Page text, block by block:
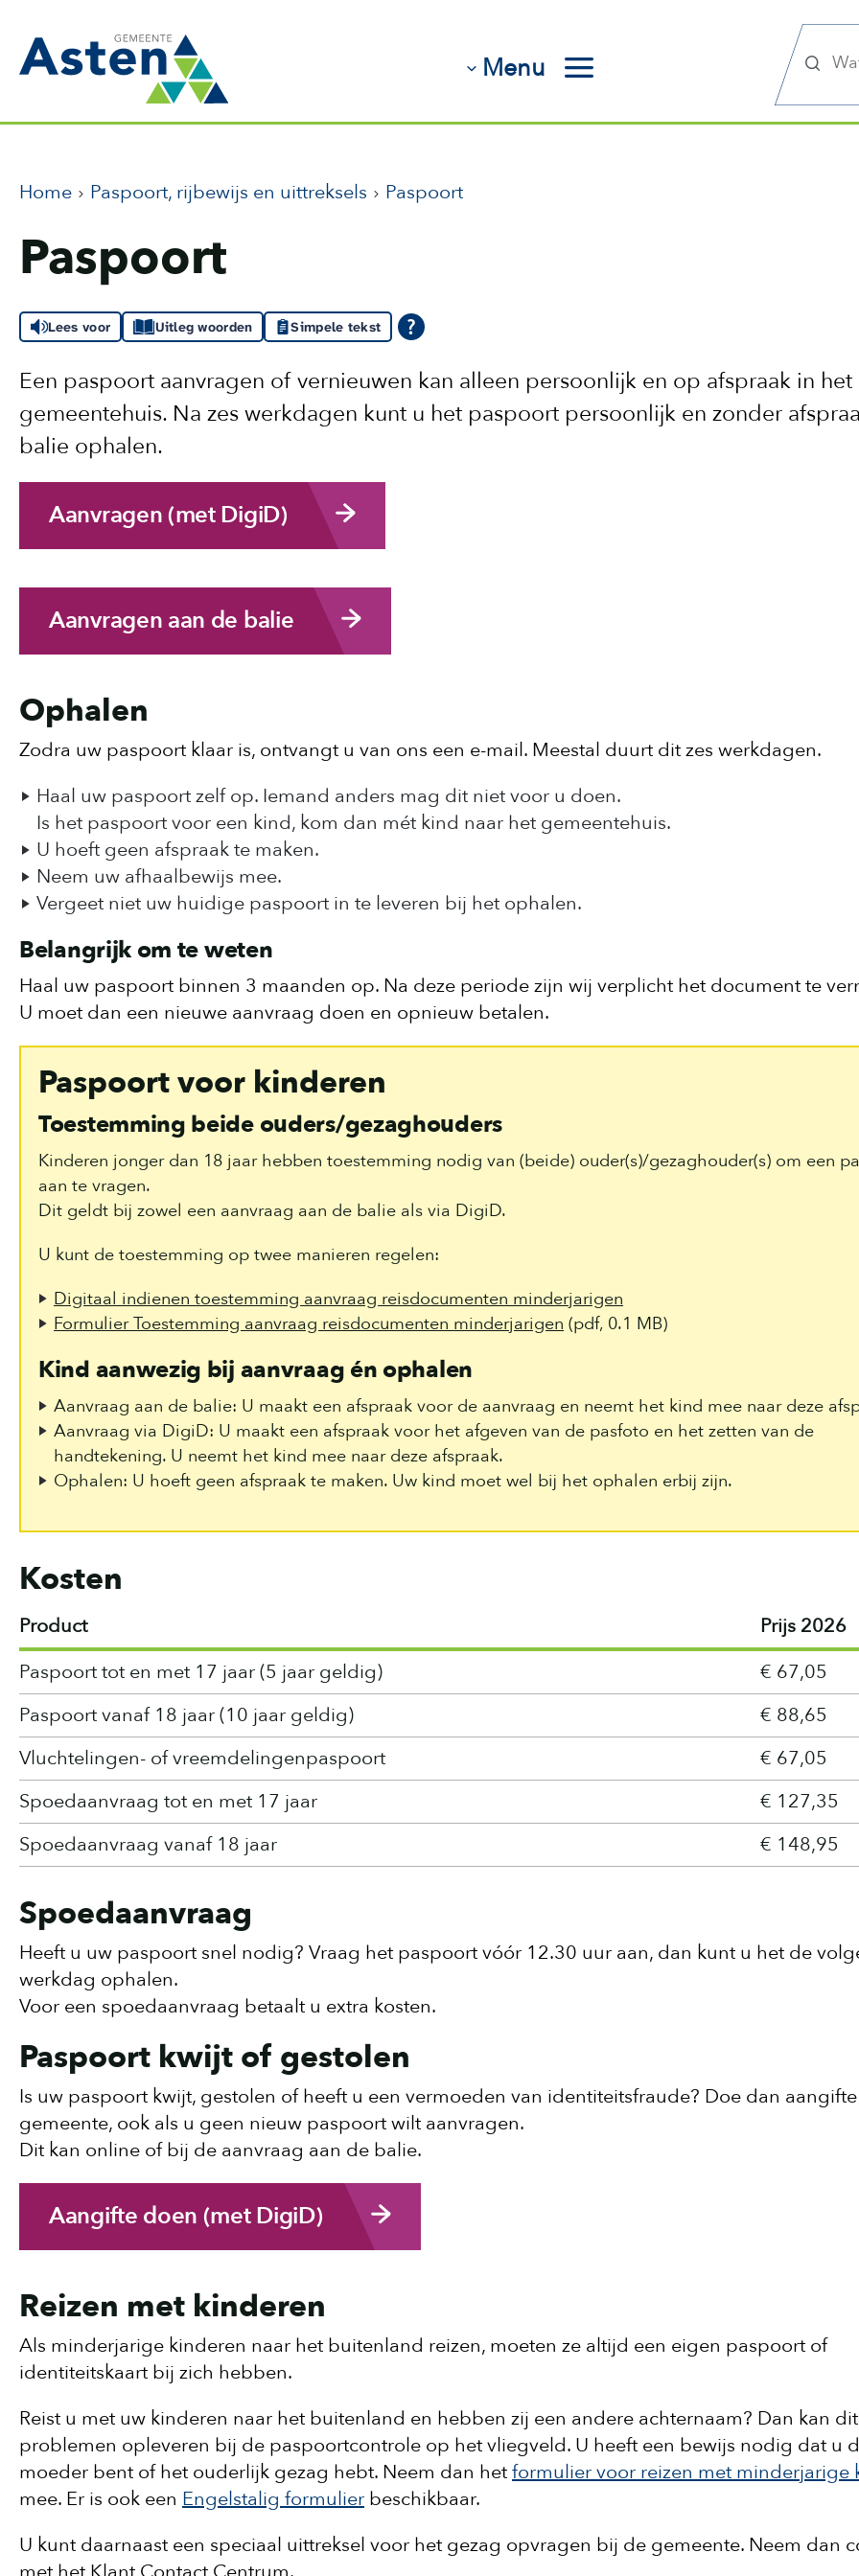
Menu
Home Paspoort, rijbewijs en uittreksels Paspoort
Paspoort
Lees voor Uitleg woorden Simpele tekst
Een paspoort aanvragen of vernieuwen kan alleen persoonlijk en op afspraak in het
gemeentehuis. Na zes werkdagen kunt u het paspoort persoonlijk en zonder
balie ophalen.
Aanvragen (met DigiD)
Aanvragen aan de balie
Ophalen
Zodra uw paspoort klaar is, ontvangt u van ons een e-mail. Meestal duurt dit zes werkdagen.
Haal uw paspoort zelf op. Iemand anders mag dit niet voor u doen.
Is het paspoort voor een kind, kom dan mét kind naar het gemeentehuis.
U hoeft geen afspraak te maken.
Neem uw afhaalbewijs mee.
Vergeet niet uw huidige paspoort in te leveren bij het ophalen.
Belangrijk om te weten
Haal uw paspoort binnen 3 maanden op. Na deze periode zijn wij verplicht het document te
U moet dan een nieuwe aanvraag doen en opnieuw betalen.
Paspoort voor kinderen
Toestemming beide ouders/gezaghouders
Kinderen jonger dan 18 jaar hebben toestemming nodig van (beide) ouder(s)/gezaghouder(s) om een
aan te vragen.
Dit geldt bij zowel een aanvraag aan de balie als via DigiD.
U kunt de toestemming op twee manieren regelen:
Digitaal indienen toestemming aanvraag reisdocumenten minderjarigen
Formulier Toestemming aanvraag reisdocumenten minderjarigen (pdf, 0.1 MB)
Kind aanwezig bij aanvraag én ophalen
Aanvraag aan de balie: U maakt een afspraak voor de aanvraag en neemt het kind mee naar deze
Aanvraag via DigiD: U maakt een afspraak voor het afgeven van de pasfoto en het zetten van de
handtekening. U neemt het kind mee naar deze afspraak.
Ophalen: U hoeft geen afspraak te maken. Uw kind moet wel bij het ophalen erbij zijn.
Kosten
Product
Prijs 2026
Paspoort tot en met 17 jaar (5 jaar geldig)
€ 67,05
Paspoort vanaf 18 jaar (10 jaar geldig)
€ 88,65
Vluchtelingen- of vreemdelingenpaspoort
€ 67,05
Spoedaanvraag tot en met 17 jaar
€ 127,35
Spoedaanvraag vanaf 18 jaar
€ 148,95
Spoedaanvraag
Heeft u uw paspoort snel nodig? Vraag het paspoort vóór 12.30 uur aan, dan kunt u het de
werkdag ophalen.
Voor een spoedaanvraag betaalt u extra kosten.
Paspoort kwijt of gestolen
Is uw paspoort kwijt, gestolen of heeft u een vermoeden van identiteitsfraude? Doe dan
gemeente, ook als u geen nieuw paspoort wilt aanvragen.
Dit kan online of bij de aanvraag aan de balie.
Aangifte doen (met DigiD)
Reizen met kinderen
Als minderjarige kinderen naar het buitenland reizen, moeten ze altijd een eigen paspoort of
identiteitskaart bij zich hebben.
Reist u met uw kinderen naar het buitenland en hebben zij een andere achternaam? Dan kan dit
problemen opleveren bij de paspoortcontrole op het vliegveld. U heeft een bewijs nodig dat u
moeder bent of het ouderlijk gezag hebt. Neem dan hetformulier voor reizen met minderjarige
mee. Er is ook een Engelstalig formulier beschikbaar.
U kunt daarnaast een speciaal uittreksel voor het gezag opvragen bij de gemeente. Neem dan